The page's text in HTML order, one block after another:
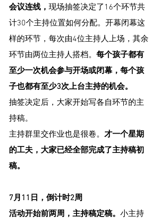
会议连线， 现场抽签决定了16个环节共
计30个主持位置如何分配。开幕闭幕这
样的环节，每次由4位主持人上场，其余
环节由两位主持人搭档。 每个孩子都有
至少一次机会参与开场或闭幕，每个孩
子也都有至少3次上台主持的机会。
抽签决定后，大家开始写各自环节的主
持稿。
主持群里交作业也是很卷。 才一个星期
的工夫，大家已经全部完成了主持稿初
稿。
7月11日，倒计时2周
活动开始前两周，主持稿定稿。 小主持